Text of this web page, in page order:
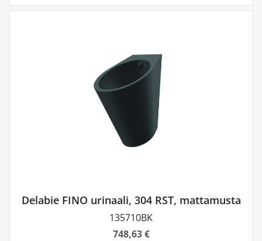
Delabie FINO urinaali, 304 RST, mattamusta
135710BK
748,63 €